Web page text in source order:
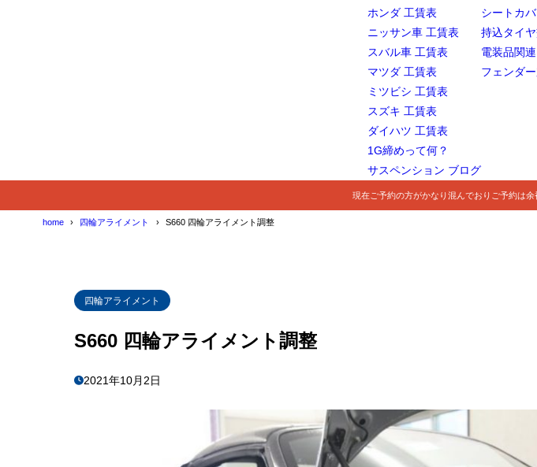
ホンダ 工賃表
ニッサン車 工賃表
スバル車 工賃表
マツダ 工賃表
ミツビシ 工賃表
スズキ 工賃表
ダイハツ 工賃表
1G締めって何？
サスペンション ブログ
シートカ
持込タイ
電装品関連
フェンダ
現在ご予約の方がかなり混んでおりご予約は
home 四輪アライメント S660 四輪アライメント調整
四輪アライメント
S660 四輪アライメント調整
2021年10月2日